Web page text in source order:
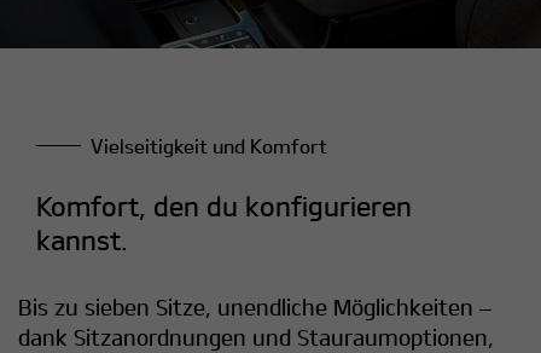
Vielseitigkeit und Komfort
Komfort, den du konfigurieren
kannst.
Bis zu sieben Sitze, unendliche Möglichkeiten –
dank Sitzanordnungen und Stauraumoptionen,